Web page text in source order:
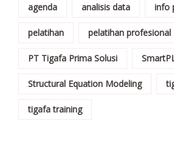
agenda analisis data info
pelatihan pelatihan profesional
PT Tigafa Prima Solusi
Structural Equation Modeling
tigafa training